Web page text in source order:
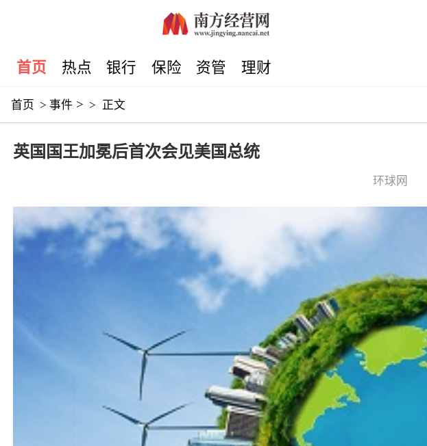
首页 热点 银行 保险 资管 理财
首页 > 事件 > > 正文
英国国王加冕后首次会见美国总统
环球网